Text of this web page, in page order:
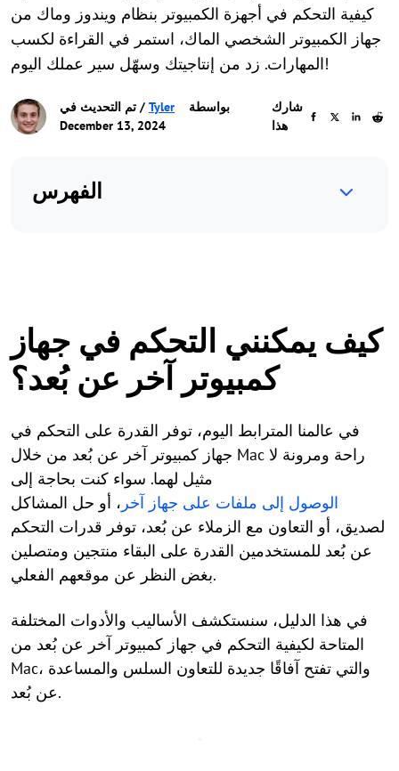
كيفية التحكم في أجهزة الكمبيوتر بنظام ويندوز وماك من
جهاز الكمبيوتر الشخصي الماك، استمر في القراءة لكسب
المهارات. زد من إنتاجيتك وسهّل سير عملك اليوم!
بواسطة Tyler / تم التحديث في
December 13, 2024
شارك
هذا
الفهرس
كيف يمكنني التحكم في جهاز
كمبيوتر آخر عن بُعد؟
في عالمنا المترابط اليوم، توفر القدرة على التحكم في
جهاز كمبيوتر آخر عن بُعد من خلال Mac راحة ومرونة لا
مثيل لهما. سواء كنت بحاجة إلى
الوصول إلى ملفات على جهاز آخر ، أو حل المشاكل
لصديق، أو التعاون مع الزملاء عن بُعد، توفر قدرات التحكم
عن بُعد للمستخدمين القدرة على البقاء منتجين ومتصلين
بغض النظر عن موقعهم الفعلي.
في هذا الدليل، سنستكشف الأساليب والأدوات المختلفة
المتاحة لكيفية التحكم في جهاز كمبيوتر آخر عن بُعد من
Mac، والتي تفتح آفاقًا جديدة للتعاون السلس والمساعدة
عن بُعد.